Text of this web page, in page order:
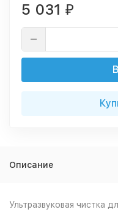
5 031 ₽
Описание
Ультразвуковая чистка